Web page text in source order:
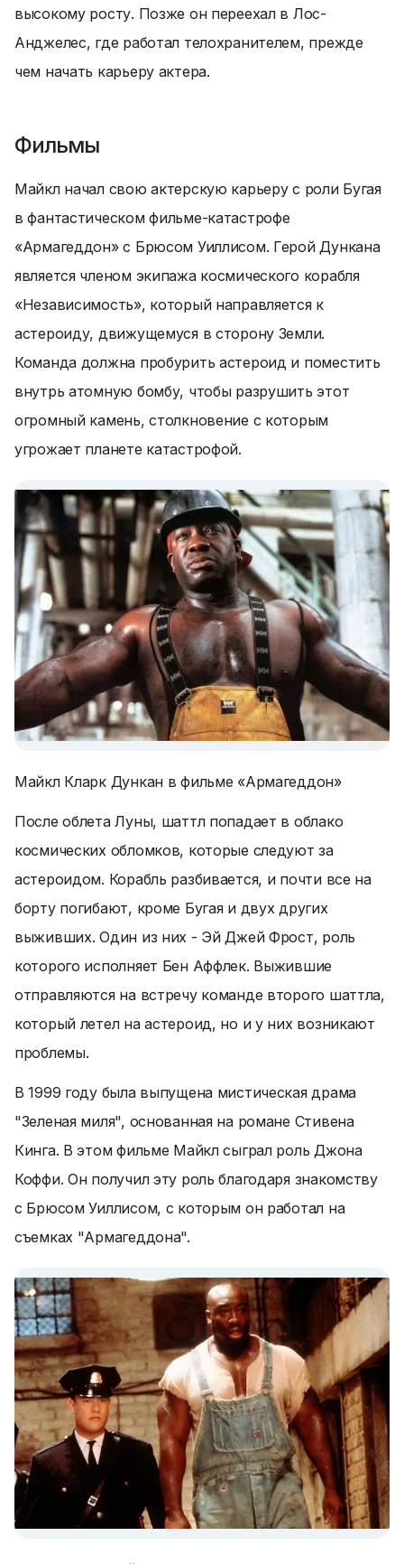
высокому росту. Позже он переехал в Лос-
Анджелес, где работал телохранителем, прежде
чем начать карьеру актера.
Фильмы
Майкл начал свою актерскую карьеру с роли Бугая
в фантастическом фильме-катастрофе
«Армагеддон» с Брюсом Уиллисом. Герой Дункана
является членом экипажа космического корабля
«Независимость», который направляется к
астероиду, движущемуся в сторону Земли.
Команда должна пробурить астероид и поместить
внутрь атомную бомбу, чтобы разрушить этот
огромный камень, столкновение с которым
угрожает планете катастрофой.
Майкл Кларк Дункан в фильме «Армагеддон»
После облета Луны, шаттл попадает в облако
космических обломков, которые следуют за
астероидом. Корабль разбивается, и почти все на
борту погибают, кроме Бугая и двух других
выживших. Один из них - Эй Джей Фрост, роль
которого исполняет Бен Аффлек. Выжившие
отправляются на встречу команде второго шаттла,
который летел на астероид, но и у них возникают
проблемы.
В 1999 году была выпущена мистическая драма
"Зеленая миля", основанная на романе Стивена
Кинга. В этом фильме Майкл сыграл роль Джона
Коффи. Он получил эту роль благодаря знакомству
с Брюсом Уиллисом, с которым он работал на
съемках "Армагеддона".